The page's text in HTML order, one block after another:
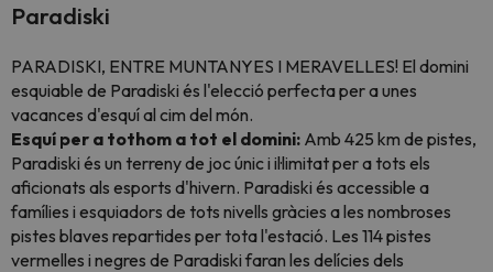
Paradiski
PARADISKI, ENTRE MUNTANYES I MERAVELLES! El domini
esquiable de Paradiski és l'elecció perfecta per a unes
vacances d'esquí al cim del món.
Esquí per a tothom a tot el domini: Amb 425 km de pistes,
Paradiski és un terreny de joc únic i il·limitat per a tots els
aficionats als esports d'hivern. Paradiski és accessible a
famílies i esquiadors de tots nivells gràcies a les nombroses
pistes blaves repartides per tota l'estació. Les 114 pistes
vermelles i negres de Paradiski faran les delícies dels